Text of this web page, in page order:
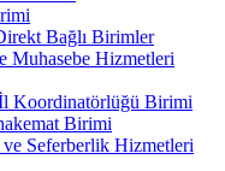
Bağlı Birimler
Muhasebe Hizmetleri
Koordinatörlüğü Birimi
Birimi
Seferberlik Hizmetleri